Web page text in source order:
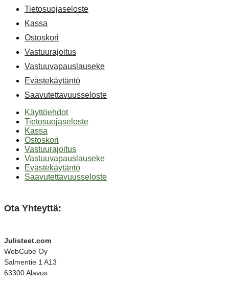
Tietosuojaseloste
Kassa
Ostoskori
Vastuurajoitus
Vastuuvapauslauseke
Evästekäytäntö
Saavutettavuusseloste
Käyttöehdot
Tietosuojaseloste
Kassa
Ostoskori
Vastuurajoitus
Vastuuvapauslauseke
Evästekäytäntö
Saavutettavuusseloste
Ota Yhteyttä:
Julisteet.com
WebCube Oy
Salmentie 1 A13
63300 Alavus